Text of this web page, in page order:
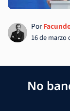
Por
16 de marzo
No